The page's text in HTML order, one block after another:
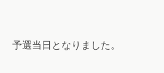
予選当日となりました。